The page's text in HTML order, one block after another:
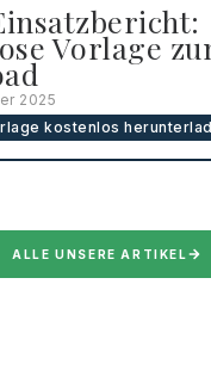
Vorlage
2025
kostenlos
ALLE UNSERE ARTIKEL